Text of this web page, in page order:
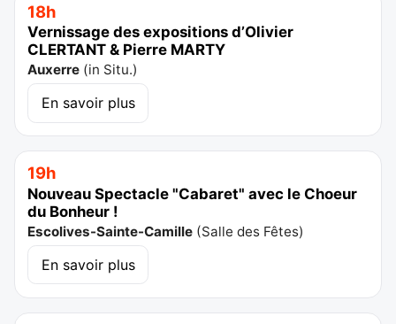
18h
Vernissage des expositions d’Olivier
CLERTANT & Pierre MARTY
Auxerre (in Situ.)
En savoir plus
19h
Nouveau Spectacle "Cabaret" avec le Choeur
du Bonheur !
Escolives-Sainte-Camille (Salle des Fêtes)
En savoir plus